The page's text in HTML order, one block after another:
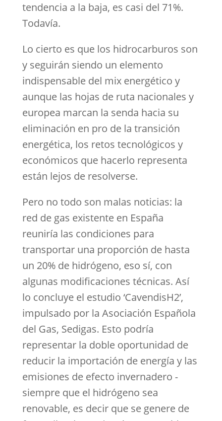
tendencia a la baja, es casi del 71%.
Todavía.
Lo cierto es que los hidrocarburos son
y seguirán siendo un elemento
indispensable del mix energético y
aunque las hojas de ruta nacionales y
europea marcan la senda hacia su
eliminación en pro de la transición
energética, los retos tecnológicos y
económicos que hacerlo representa
están lejos de resolverse.
Pero no todo son malas noticias: la
red de gas existente en España
reuniría las condiciones para
transportar una proporción de hasta
un 20% de hidrógeno, eso sí, con
algunas modificaciones técnicas. Así
lo concluye el estudio ‘CavendisH2’,
impulsado por la Asociación Española
del Gas, Sedigas. Esto podría
representar la doble oportunidad de
reducir la importación de energía y las
emisiones de efecto invernadero -
siempre que el hidrógeno sea
renovable, es decir que se genere de